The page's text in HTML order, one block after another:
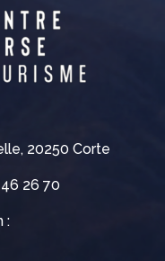
20250 Corte
26 70
: